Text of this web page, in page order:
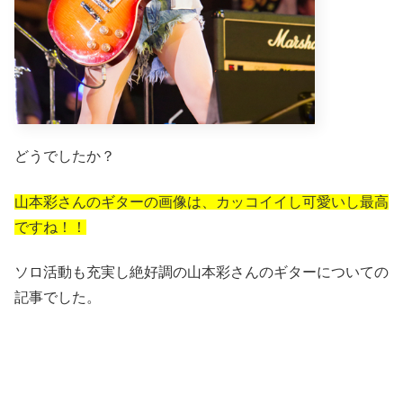
どうでしたか？
山本彩さんのギターの画像は、カッコイイし可愛いし最高
ですね！！
ソロ活動も充実し絶好調の山本彩さんのギターについての
記事でした。